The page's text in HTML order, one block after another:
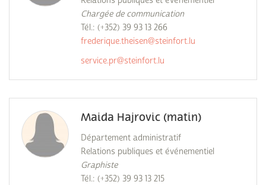
Chargée de communication
Tél.: (+352) 39 93 13 266
frederique.theisen@steinfort.lu
service.pr@steinfort.lu
Maida Hajrovic (matin)
Département administratif
Relations publiques et événementiel
Graphiste
Tél.: (+352) 39 93 13 215